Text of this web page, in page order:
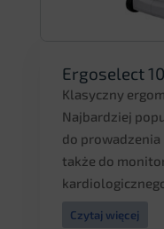
Ergoselect
Klasyczny
Najbardziej
do prowadzenia
także do
Czytaj więcej